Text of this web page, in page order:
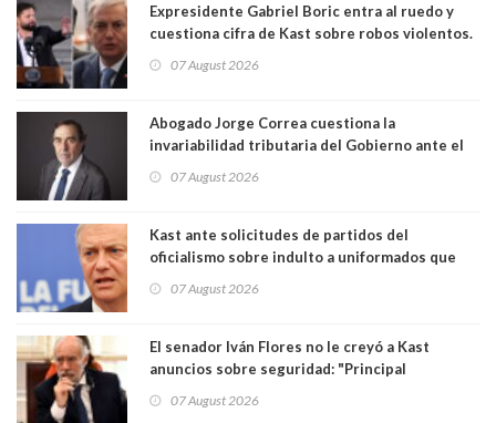
Expresidente Gabriel Boric entra al ruedo y
cuestiona cifra de Kast sobre robos violentos.
07 August 2026
Abogado Jorge Correa cuestiona la
invariabilidad tributaria del Gobierno ante el
democracia” y "defendemos la alternancia en el
07 August 2026
Kast ante solicitudes de partidos del
oficialismo sobre indulto a uniformados que
07 August 2026
El senador Iván Flores no le creyó a Kast
anuncios sobre seguridad: "Principal
perseguir ruta del dinero y levantar secreto
07 August 2026